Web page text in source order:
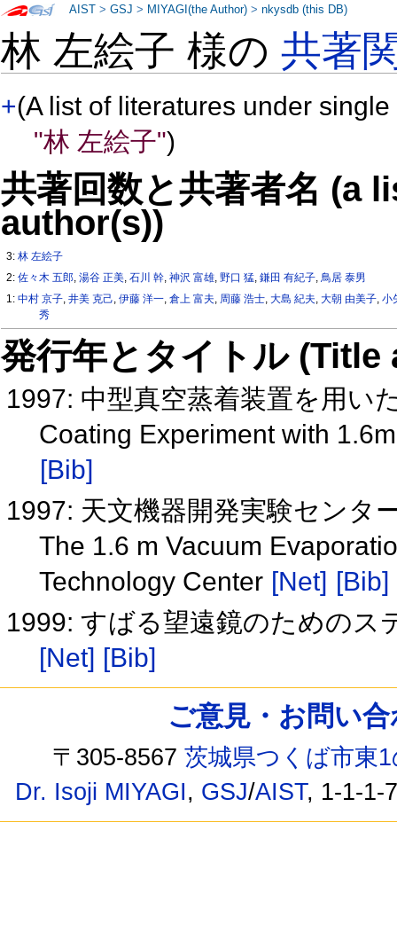
林 左絵子 様の共著
+(A list of literatures under
"林 左絵子")
共著回数と共著者名 (a
author(s))
3:林 左絵子
2:佐々木 五郎,湯谷 正美,石川 幹,神沢 富雄,野口 猛,鎌田 有紀子,鳥居 泰男
1:中村 京子,井美 克己,伊藤 洋一,倉上 富夫, 周藤 浩士,大島 紀夫,大朝 由美子,小
秀
発行年とタイトル
1997: 中型真空蒸着装置を用い
Coating Experiment with
[Bib]
1997: 天文機器開発実験センタ
The 1.6 m Vacuum
Technology Center [Net] [Bib]
1999: すばる望遠鏡のためのス
[Net] [Bib]
AIST >GSJ > MIYAGI(the Author) >nkysdb (this DB)
ご意見・お問い
〒305-8567茨城県つくば市東
Dr. Isoji MIYAGI, GSJ/AIST, 1-1-1-